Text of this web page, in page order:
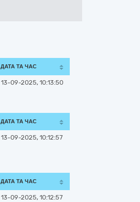
ДАТА ТА ЧАС
13-09-2025, 10:13:50
ДАТА ТА ЧАС
13-09-2025, 10:12:57
ДАТА ТА ЧАС
13-09-2025, 10:12:57